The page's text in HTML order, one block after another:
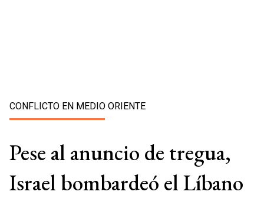
CONFLICTO EN MEDIO ORIENTE
Pese al anuncio de tregua,
Israel bombardeó el Líbano